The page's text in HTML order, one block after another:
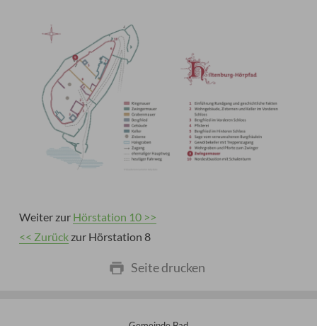
Weiter zur Hörstation 10 >>
<< Zurückzur Hörstation 8
Seite drucken